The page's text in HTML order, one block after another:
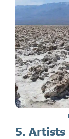
5. Artists